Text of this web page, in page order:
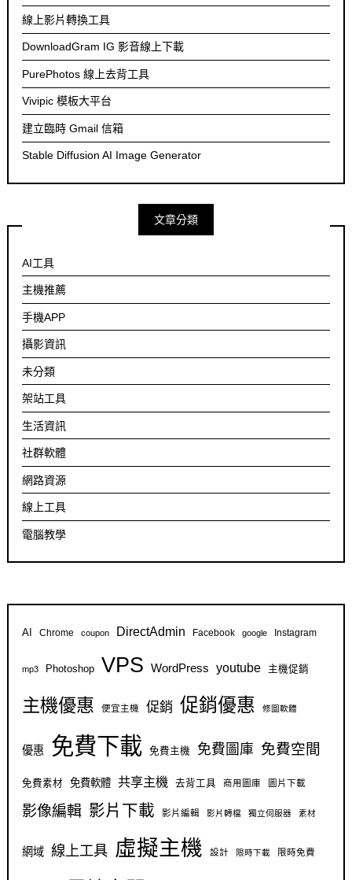
線上影片轉換工具
DownloadGram IG 影音線上下載
PurePhotos 線上去背工具
Vivipic 模板大平台
建立臨時 Gmail 信箱
Stable Diffusion AI Image Generator
文章分類
AI工具
主機推薦
手機APP
攝影資訊
未分類
架站工具
生活資訊
社群軟體
網路資源
線上工具
電腦教學
AI Chrome coupon DirectAdmin Facebook google Instagram
mp3 Photoshop VPS WordPress youtube 主機促銷
主機優惠 便宜主機 促銷 促銷優惠 修圖軟體
優惠 免費下載 免費主機 免費圖庫 免費空間
免費素材 免費軟體 共享主機 去背工具 商用圖庫 圖片下載
影像編輯 影片下載 影片編輯 影片轉檔 獨立伺服器 素材
網域 線上工具 虛擬主機 設計 限時下載 限時免費